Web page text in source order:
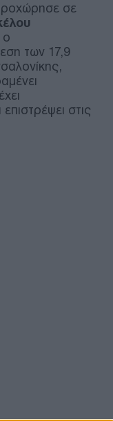
σε
ο
των 17,9
στις